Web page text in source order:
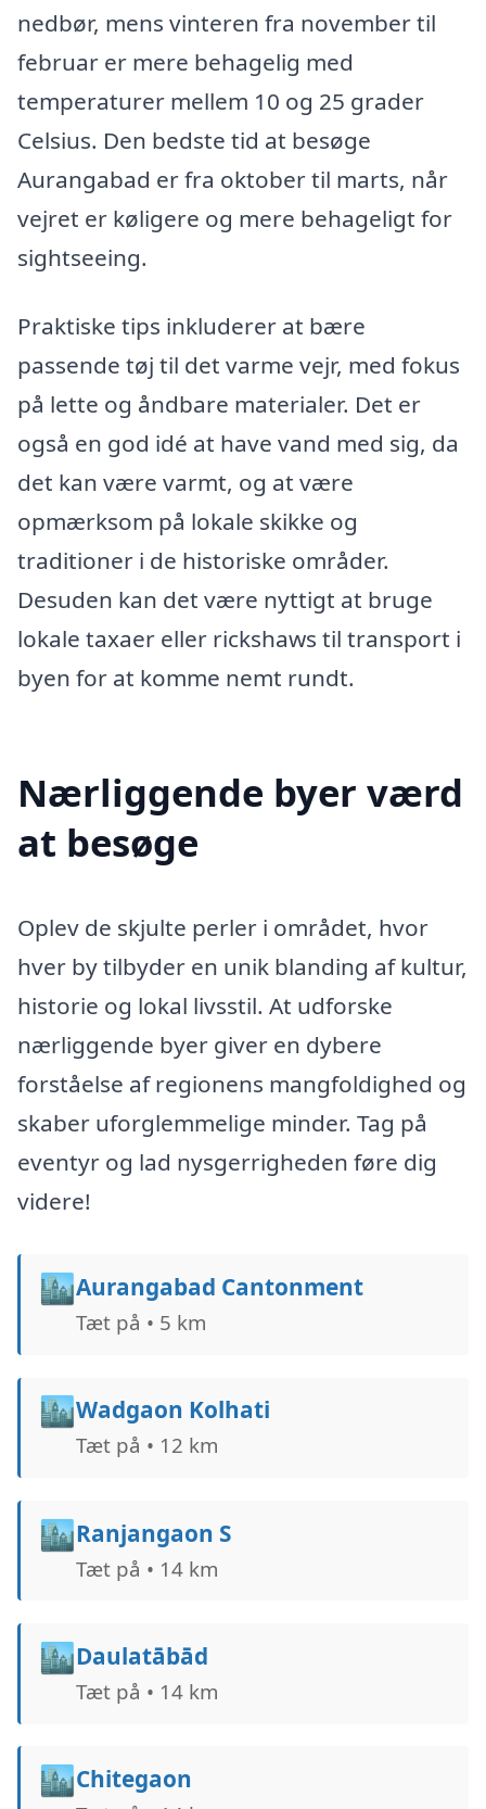
nedbør, mens vinteren fra november til
februar er mere behagelig med
temperaturer mellem 10 og 25 grader
Celsius. Den bedste tid at besøge
Aurangabad er fra oktober til marts, når
vejret er køligere og mere behageligt for
sightseeing.
Praktiske tips inkluderer at bære
passende tøj til det varme vejr, med fokus
på lette og åndbare materialer. Det er
også en god idé at have vand med sig, da
det kan være varmt, og at være
opmærksom på lokale skikke og
traditioner i de historiske områder.
Desuden kan det være nyttigt at bruge
lokale taxaer eller rickshaws til transport i
byen for at komme nemt rundt.
Nærliggende byer værd
at besøge
Oplev de skjulte perler i området, hvor
hver by tilbyder en unik blanding af kultur,
historie og lokal livsstil. At udforske
nærliggende byer giver en dybere
forståelse af regionens mangfoldighed og
skaber uforglemmelige minder. Tag på
eventyr og lad nysgerrigheden føre dig
videre!
🏙️Aurangabad Cantonment
Tæt på • 5 km
🏙️Wadgaon Kolhati
Tæt på • 12 km
🏙️Ranjangaon S
Tæt på • 14 km
🏙️Daulatābād
Tæt på • 14 km
🏙️Chitegaon